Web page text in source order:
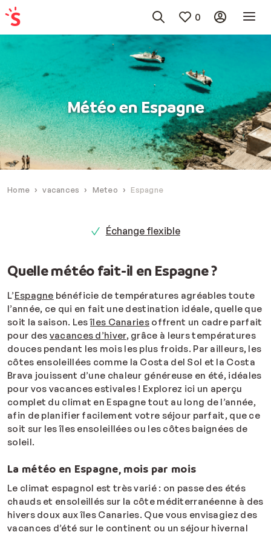
0
Météo en Espagne
Home vacances Meteo Espagne
Échange flexible
Quelle météo fait-il en Espagne ?
L’Espagne bénéficie de températures agréables toute
l’année, ce qui en fait une destination idéale, quelle que
soit la saison. Lesîles Canariesoffrent un cadre parfait
pour des vacances d’hiver, grâce à leurs températures
douces pendant les mois les plus froids. Par ailleurs, les
côtes ensoleillées comme la Costa del Sol et la Costa
Brava jouissent d’une chaleur généreuse en été, idéales
pour vos vacances estivales ! Explorez ici un aperçu
complet du climat en Espagne tout au long de l’année,
afin de planifier facilement votre séjour parfait, que ce
soit sur les îles ensoleillées ou les côtes baignées de
soleil.
La météo en Espagne, mois par mois
Le climat espagnol est très varié : on passe des étés
chauds et ensoleillés sur la côte méditerranéenne à des
hivers doux aux îles Canaries. Que vous envisagiez des
vacances d’été sur le continent ou un séjour hivernal